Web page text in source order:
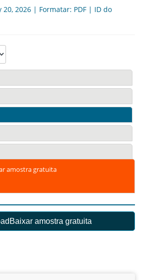
20, 2026 | Formatar: PDF | ID do
amostra gratuita
Baixar amostra gratuita